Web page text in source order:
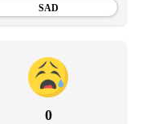
SAD
0